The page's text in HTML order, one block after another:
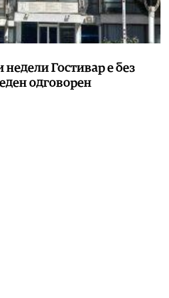
Гостивар е без
одговорен